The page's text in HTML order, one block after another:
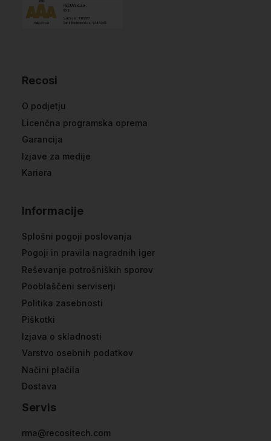
Recosi
O podjetju
Licenčna programska oprema
Garancija
Izjave za medije
Kariera
Informacije
Splošni pogoji poslovanja
Pogoji in pravila nagradnih iger
Reševanje potrošniških sporov
Pooblaščeni serviserji
Politika zasebnosti
Piškotki
Izjava o skladnosti
Varstvo osebnih podatkov
Načini plačila
Dostava
Servis
rma@recositech.com